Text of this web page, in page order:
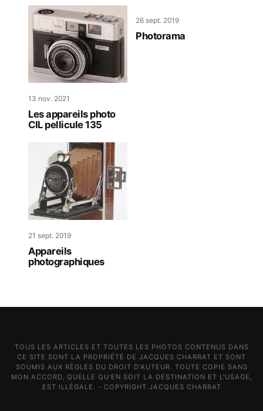
13 nov. 2021
Les appareils photo
CIL pellicule 135
26 sept. 2019
Photorama
21 sept. 2019
Appareils
photographiques
TOUS LES ARTICLES ET TOUTES LES PHOTOS CONTENUS DANS
CE SITE SONT LA PROPRIÉTÉ DE JACQUES CHARRAT ET SONT
SOUMIS AUX RÈGLES DU DROIT D'AUTEUR. TOUTE COPIE SANS
MON ACCORD, QUELLE QU'EN SOIT LA DESTINATION ET L'USAGE,
EST ILLÉGALE. - COPYRIGHT JACQUES CHARRAT